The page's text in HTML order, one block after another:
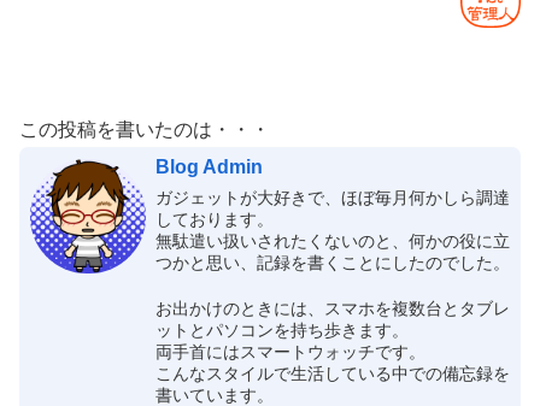
この投稿を書いたのは・・・
Blog Admin
ガジェットが大好きで、ほぼ毎月何かしら調達
しております。
無駄遣い扱いされたくないのと、何かの役に立
つかと思い、記録を書くことにしたのでした。
お出かけのときには、スマホを複数台とタブレ
ットとパソコンを持ち歩きます。
両手首にはスマートウォッチです。
こんなスタイルで生活している中での備忘録を
書いています。